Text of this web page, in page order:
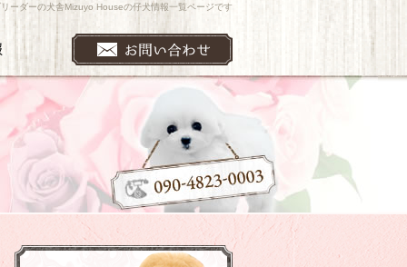
ーダーの犬舎Mizuyo Houseの仔犬情報一覧ページです